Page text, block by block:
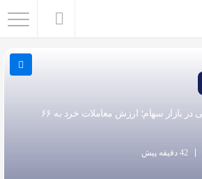
ثبت بالاترین رکورد تاریخی در بازار سهام؛ ارزش معاملات خرد به ۶۶
42 دقیقه پیش